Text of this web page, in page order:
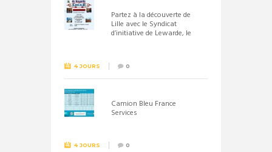
Partez à la découverte de
Lille avec le Syndicat
d’initiative de Lewarde, le
4 JOURS 0
Camion Bleu France
Services
4 JOURS 0